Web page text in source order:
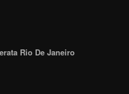
Rio De Janeiro